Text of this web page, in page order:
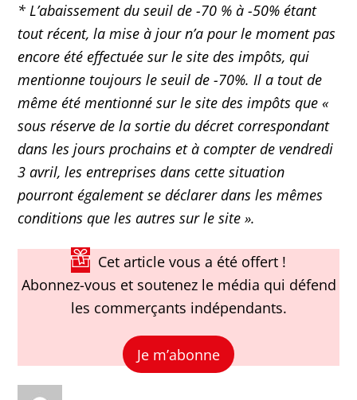
* L’abaissement du seuil de -70 % à -50% étant
tout récent, la mise à jour n’a pour le moment pas
encore été effectuée sur le site des impôts, qui
mentionne toujours le seuil de -70%. Il a tout de
même été mentionné sur le site des impôts que «
sous réserve de la sortie du décret correspondant
dans les jours prochains et à compter de vendredi
3 avril, les entreprises dans cette situation
pourront également se déclarer dans les mêmes
conditions que les autres sur le site ».
Cet article vous a été offert !
Abonnez-vous et soutenez le média qui défend
les commerçants indépendants.
Je m’abonne